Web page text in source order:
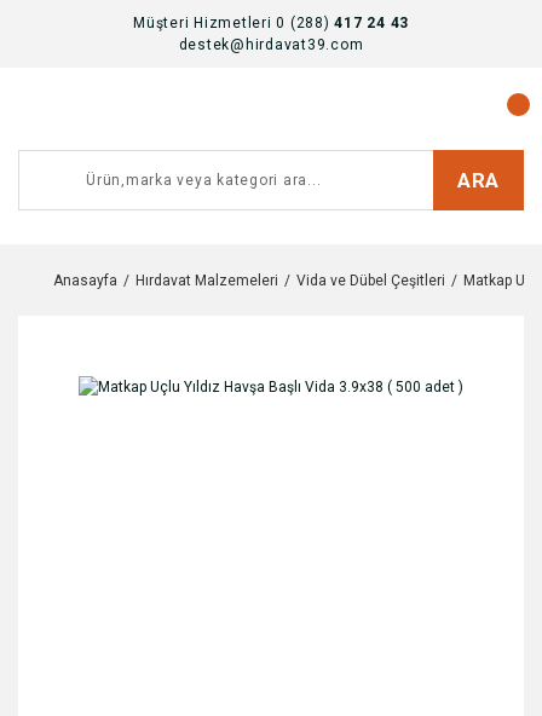
Müşteri Hizmetleri 0 (288)417 24 43
destek@hirdavat39.com
ARA
Anasayfa Hırdavat Malzemeleri Vida ve Dübel Çeşitleri Matkap